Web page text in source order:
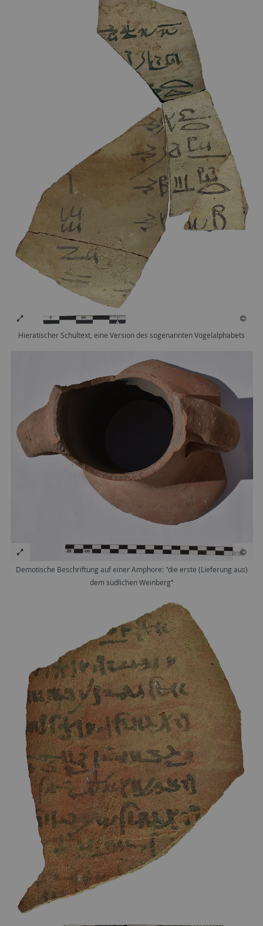
Hieratischer Schultext, eine Version des sogenannten Vogelalphabets
Demotische Beschriftung auf einer Amphore: "die erste (Lieferung aus)
dem südlichen Weinberg“